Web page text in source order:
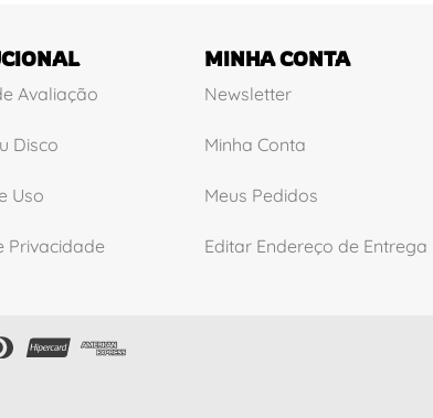
Avaliação
Disco
Uso
Privacidade
MINHA CONTA
Newsletter
Minha Conta
Meus Pedidos
Editar Endereço de Entrega